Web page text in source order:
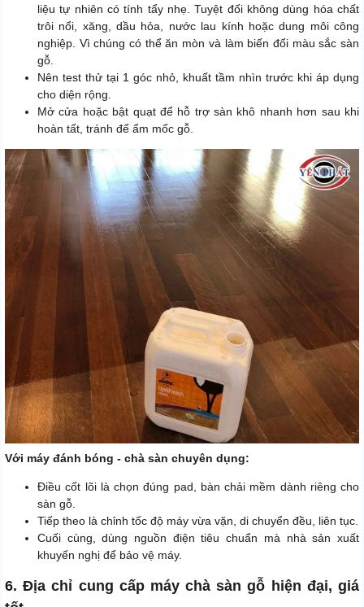
liệu tự nhiên có tính tẩy nhẹ. Tuyệt đối không dùng hóa chất
trôi nổi, xăng, dầu hỏa, nước lau kính hoặc dung môi công
nghiệp. Vì chúng có thể ăn mòn và làm biến đổi màu sắc sàn
gỗ.
Nên test thử tại 1 góc nhỏ, khuất tầm nhìn trước khi áp dụng
cho diện rộng.
Mở cửa hoặc bật quạt để hỗ trợ sàn khô nhanh hơn sau khi
hoàn tất, tránh để ẩm mốc gỗ.
Với máy đánh bóng - chà sàn chuyên dụng:
Điều cốt lõi là chọn đúng pad, bàn chải mềm dành riêng cho
sàn gỗ.
Tiếp theo là chỉnh tốc độ máy vừa vặn, di chuyển đều, liên tục.
Cuối cùng, dùng nguồn điện tiêu chuẩn mà nhà sản xuất
khuyến nghị để bảo vệ máy.
6. Địa chỉ cung cấp máy chà sàn gỗ hiện đại, giá